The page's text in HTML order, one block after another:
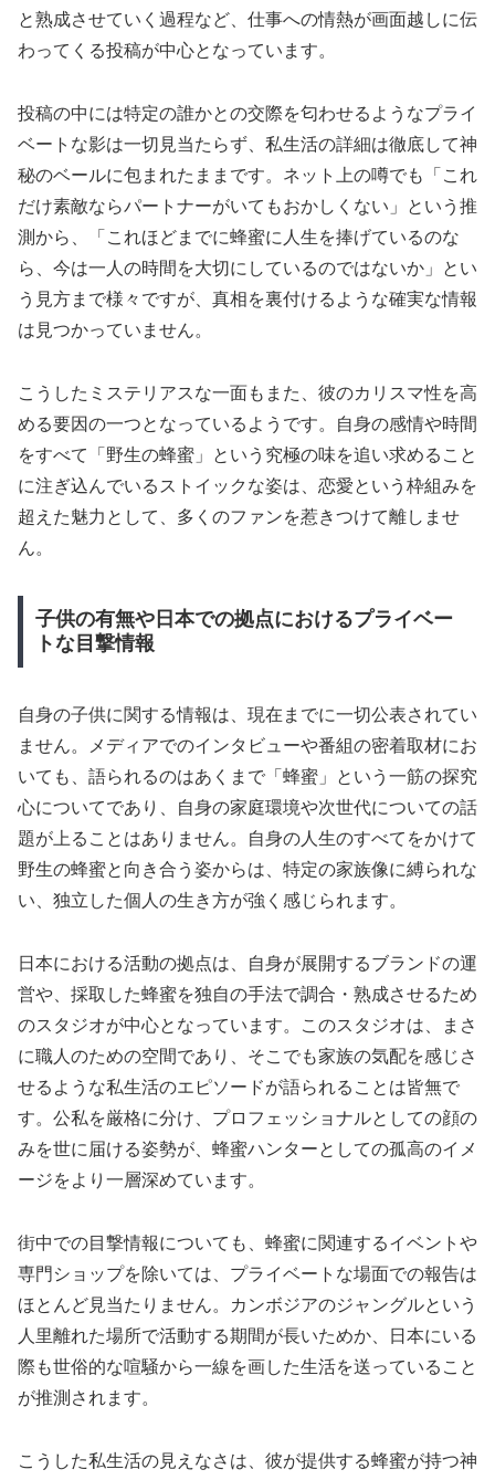
と熟成させていく過程など、仕事への情熱が画面越しに伝
わってくる投稿が中心となっています。
投稿の中には特定の誰かとの交際を匂わせるようなプライ
ベートな影は一切見当たらず、私生活の詳細は徹底して神
秘のベールに包まれたままです。ネット上の噂でも「これ
だけ素敵ならパートナーがいてもおかしくない」という推
測から、「これほどまでに蜂蜜に人生を捧げているのな
ら、今は一人の時間を大切にしているのではないか」とい
う見方まで様々ですが、真相を裏付けるような確実な情報
は見つかっていません。
こうしたミステリアスな一面もまた、彼のカリスマ性を高
める要因の一つとなっているようです。自身の感情や時間
をすべて「野生の蜂蜜」という究極の味を追い求めること
に注ぎ込んでいるストイックな姿は、恋愛という枠組みを
超えた魅力として、多くのファンを惹きつけて離しませ
ん。
子供の有無や日本での拠点におけるプライベー
トな目撃情報
自身の子供に関する情報は、現在までに一切公表されてい
ません。メディアでのインタビューや番組の密着取材にお
いても、語られるのはあくまで「蜂蜜」という一筋の探究
心についてであり、自身の家庭環境や次世代についての話
題が上ることはありません。自身の人生のすべてをかけて
野生の蜂蜜と向き合う姿からは、特定の家族像に縛られな
い、独立した個人の生き方が強く感じられます。
日本における活動の拠点は、自身が展開するブランドの運
営や、採取した蜂蜜を独自の手法で調合・熟成させるため
のスタジオが中心となっています。このスタジオは、まさ
に職人のための空間であり、そこでも家族の気配を感じさ
せるような私生活のエピソードが語られることは皆無で
す。公私を厳格に分け、プロフェッショナルとしての顔の
みを世に届ける姿勢が、蜂蜜ハンターとしての孤高のイメ
ージをより一層深めています。
街中での目撃情報についても、蜂蜜に関連するイベントや
専門ショップを除いては、プライベートな場面での報告は
ほとんど見当たりません。カンボジアのジャングルという
人里離れた場所で活動する期間が長いためか、日本にいる
際も世俗的な喧騒から一線を画した生活を送っていること
が推測されます。
こうした私生活の見えなさは、彼が提供する蜂蜜が持つ神